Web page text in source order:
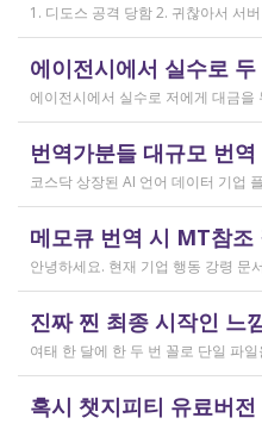
번역가분들 대규모 번
메모큐 번역 시 MT참조
진짜 찐 최종 시작인 느
혹시 챗지피티 유료버